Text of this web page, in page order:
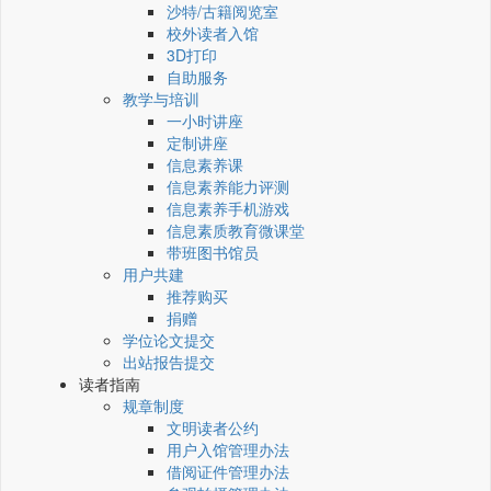
沙特/古籍阅览室
校外读者入馆
3D打印
自助服务
教学与培训
一小时讲座
定制讲座
信息素养课
信息素养能力评测
信息素养手机游戏
信息素质教育微课堂
带班图书馆员
用户共建
推荐购买
捐赠
学位论文提交
出站报告提交
读者指南
规章制度
文明读者公约
用户入馆管理办法
借阅证件管理办法